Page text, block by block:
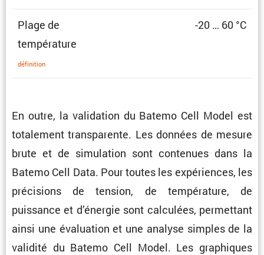
Plage de
température
défini­tion
-20 … 60 °C
En outre, la valida­tion du Batemo Cell Model est
totale­ment trans­pa­rente. Les données de mesure
brute et de simula­tion sont conte­nues dans la
Batemo Cell Data. Pour toutes les expériences, les
préci­sions de tension, de tempé­ra­ture, de
puissance et d’énergie sont calcu­lées, permet­tant
ainsi une évalua­tion et une analyse simples de la
validité du Batemo Cell Model. Les graphiques